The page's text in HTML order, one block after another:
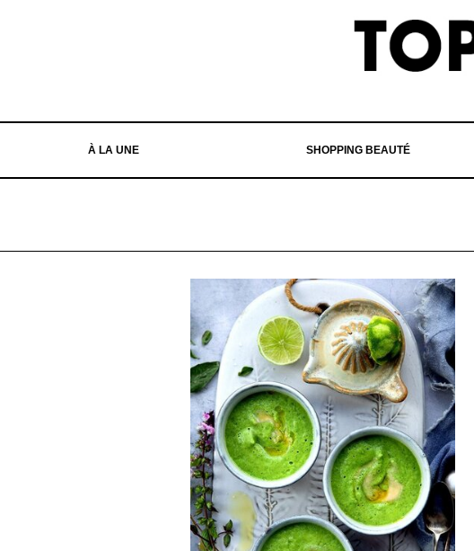
À LA UNE SHOPPING BEAUTÉ